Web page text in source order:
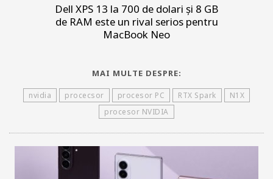
Dell XPS 13 la 700 de dolari și 8 GB
de RAM este un rival serios pentru
MacBook Neo
MAI MULTE DESPRE:
nvidia procecsor procesor PC RTX Spark
N1X
procesor NVIDIA